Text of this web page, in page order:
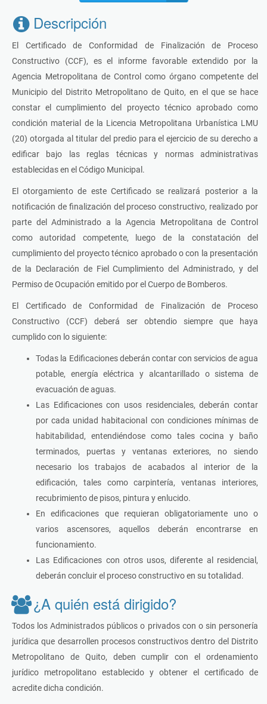
Descripción
El Certificado de Conformidad de Finalización de Proceso
Constructivo (CCF), es el informe favorable extendido por la
Agencia Metropolitana de Control como órgano competente del
Municipio del Distrito Metropolitano de Quito, en el que se hace
constar el cumplimiento del proyecto técnico aprobado como
condición material de la Licencia Metropolitana Urbanística LMU
(20) otorgada al titular del predio para el ejercicio de su derecho a
edificar bajo las reglas técnicas y normas administrativas
establecidas en el Código Municipal.
El otorgamiento de este Certificado se realizará posterior a la
notificación de finalización del proceso constructivo, realizado por
parte del Administrado a la Agencia Metropolitana de Control
como autoridad competente, luego de la constatación del
cumplimiento del proyecto técnico aprobado o con la presentación
de la Declaración de Fiel Cumplimiento del Administrado, y del
Permiso de Ocupación emitido por el Cuerpo de Bomberos.
El Certificado de Conformidad de Finalización de Proceso
Constructivo (CCF) deberá ser obtendio siempre que haya
cumplido con lo siguiente:
Todas la Edificaciones deberán contar con servicios de agua
potable, energía eléctrica y alcantarillado o sistema de
evacuación de aguas.
Las Edificaciones con usos residenciales, deberán contar
por cada unidad habitacional con condiciones mínimas de
habitabilidad, entendiéndose como tales cocina y baño
terminados, puertas y ventanas exteriores, no siendo
necesario los trabajos de acabados al interior de la
edificación, tales como carpintería, ventanas interiores,
recubrimiento de pisos, pintura y enlucido.
En edificaciones que requieran obligatoriamente uno o
varios ascensores, aquellos deberán encontrarse en
funcionamiento.
Las Edificaciones con otros usos, diferente al residencial,
deberán concluir el proceso constructivo en su totalidad.
¿A quién está dirigido?
Todos los Administrados públicos o privados con o sin personería
jurídica que desarrollen procesos constructivos dentro del Distrito
Metropolitano de Quito, deben cumplir con el ordenamiento
jurídico metropolitano establecido y obtener el certificado de
acredite dicha condición.